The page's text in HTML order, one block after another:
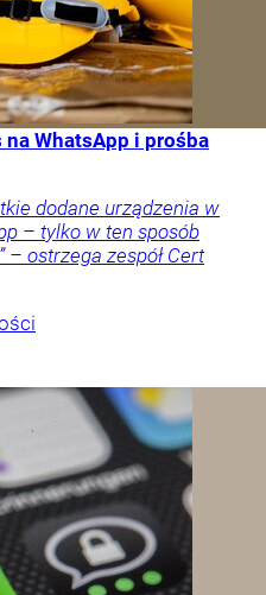
WhatsApp i prośba
dodane urządzenia w
– tylko w ten sposób
ostrzega zespół Cert